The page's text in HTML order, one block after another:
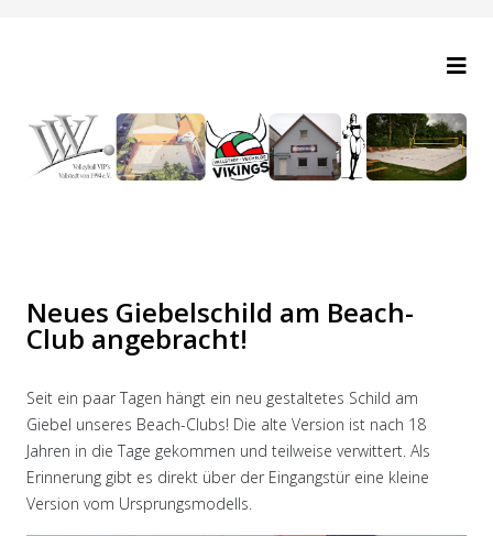
Neues Giebelschild am Beach-
Club angebracht!
Seit ein paar Tagen hängt ein neu gestaltetes Schild am
Giebel unseres Beach-Clubs! Die alte Version ist nach 18
Jahren in die Tage gekommen und teilweise verwittert. Als
Erinnerung gibt es direkt über der Eingangstür eine kleine
Version vom Ursprungsmodells.